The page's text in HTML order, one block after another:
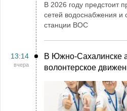
В 2026 году предстоит
сетей водоснабжения и
станции ВОС
13:14
вчера
В Южно-Сахалинске
волонтерское